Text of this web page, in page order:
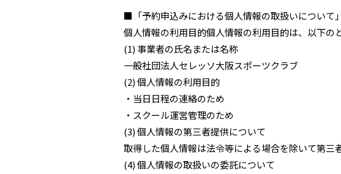
■「予約申込みにおける個人情報の取扱いについて」
個人情報の利用目的個人情報の利用目的は、以下の
(1) 事業者の氏名または名称
一般社団法人セレッソ大阪スポーツクラブ
(2) 個人情報の利用目的
・当日日程の連絡のため
・スクール運営管理のため
(3) 個人情報の第三者提供について
取得した個人情報は法令等による場合を除いて第三
(4) 個人情報の取扱いの委託について